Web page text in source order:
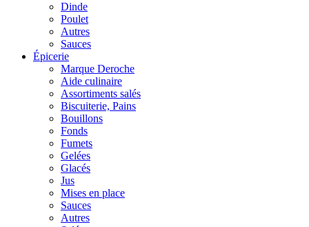
Dinde
Poulet
Autres
Sauces
Épicerie
Marque Deroche
Aide culinaire
Assortiments salés
Biscuiterie, Pains
Bouillons
Fonds
Fumets
Gelées
Glacés
Jus
Mises en place
Sauces
Autres